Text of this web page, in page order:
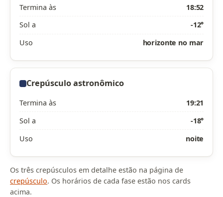
Termina às
18:52
Sol a
-12°
Uso
horizonte no mar
Crepúsculo astronômico
Termina às
19:21
Sol a
-18°
Uso
noite
Os três crepúsculos em detalhe estão na página de
crepúsculo. Os horários de cada fase estão nos cards
acima.